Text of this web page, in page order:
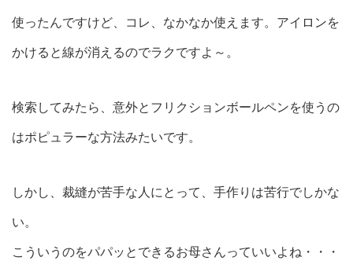
使ったんですけど、コレ、なかなか使えます。アイロンを
かけると線が消えるのでラクですよ～。
検索してみたら、意外とフリクションボールペンを使うの
はポピュラーな方法みたいです。
しかし、裁縫が苦手な人にとって、手作りは苦行でしかな
い。
こういうのをパパッとできるお母さんっていいよね・・・